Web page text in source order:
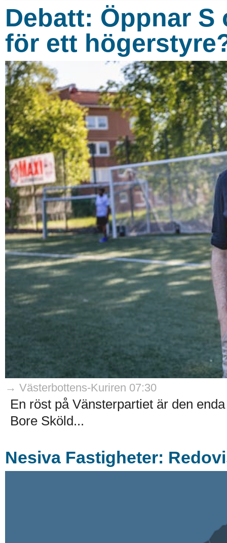
Debatt: Öppnar S
för ett
→ Västerbottens-Kuriren 07:30
En röst på Vänsterpartiet är den
Bore Sköld...
Nesiva Fastigheter: